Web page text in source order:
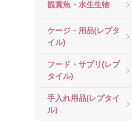
観賞魚・水生生物
ケージ・用品(レプタ
イル)
フード・サプリ(レプ
タイル)
手入れ用品(レプタイ
ル)